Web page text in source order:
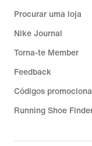
Procurar uma loja
Nike Journal
Torna-te Member
Feedback
Códigos
Running Shoe